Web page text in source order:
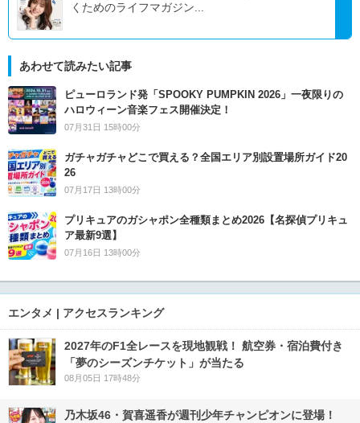
くためのライフマガジン...
あわせて読みたい記事
ピューロランド発「SPOOKY PUMPKIN 2026」一夜限りの
ハロウィーン音楽フェス開催決定！
07月31日 15時00分
ガチャガチャどこで買える？全国エリア別設置場所ガイド20
26
07月17日 13時00分
プリキュアのガシャポン全種類まとめ2026【名探偵プリキュ
ア最新9選】
07月16日 13時00分
エンタメ | アクセスランキング
2027年のF1全レースを現地観戦！ 航空券・宿泊費付き
「夢のシーズンチケット」が当たる
08月05日 17時48分
乃木坂46・賀喜遥香が週刊少年チャンピオンに登場！